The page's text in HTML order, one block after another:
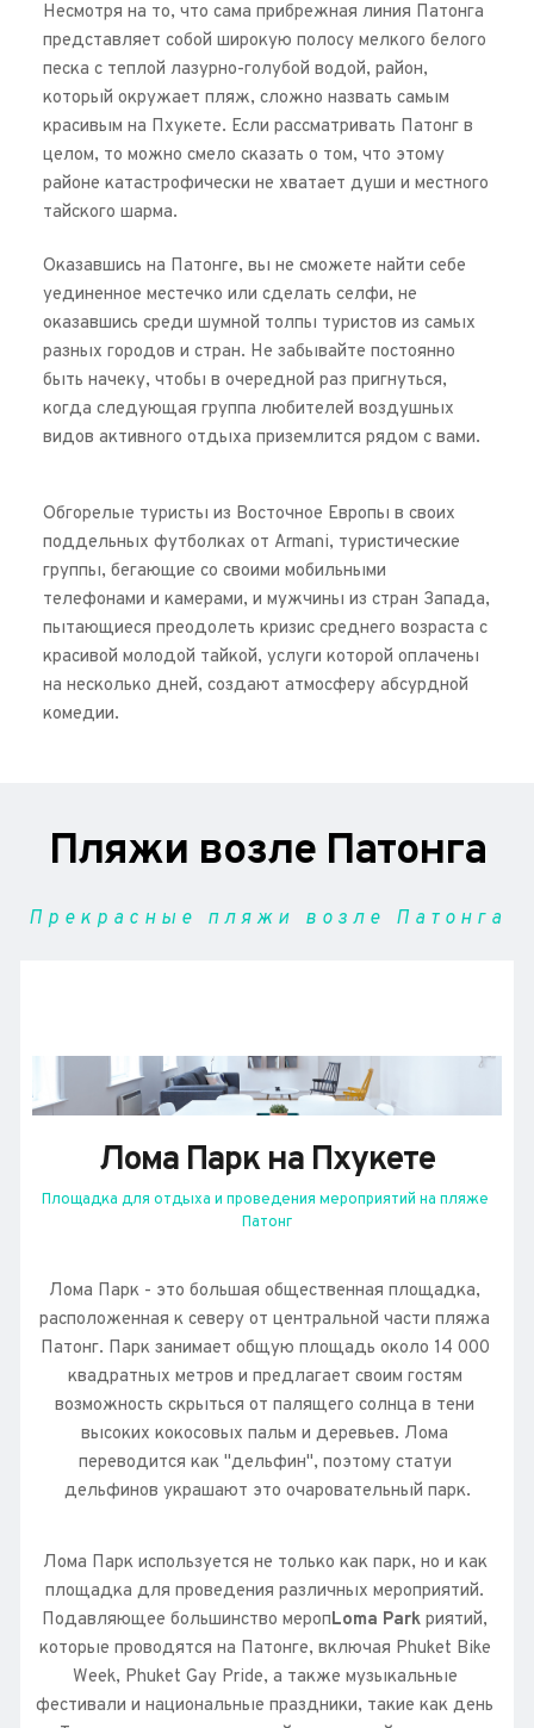
Несмотря на то, что сама прибрежная линия Патонга
представляет собой широкую полосу мелкого белого
песка с теплой лазурно-голубой водой, район,
который окружает пляж, сложно назвать самым
красивым на Пхукете. Если рассматривать Патонг в
целом, то можно смело сказать о том, что этому
районе катастрофически не хватает души и местного
тайского шарма.
Оказавшись на Патонге, вы не сможете найти себе
уединенное местечко или сделать селфи, не
оказавшись среди шумной толпы туристов из самых
разных городов и стран. Не забывайте постоянно
быть начеку, чтобы в очередной раз пригнуться,
когда следующая группа любителей воздушных
видов активного отдыха приземлится рядом с вами.
Обгорелые туристы из Восточное Европы в своих
поддельных футболках от Armani, туристические
группы, бегающие со своими мобильными
телефонами и камерами, и мужчины из стран Запада,
пытающиеся преодолеть кризис среднего возраста с
красивой молодой тайкой, услуги которой оплачены
на несколько дней, создают атмосферу абсурдной
комедии.
Пляжи возле Патонга
Прекрасные пляжи возле Патонга
Лома Парк на Пхукете
Площадка для отдыха и проведения мероприятий на пляже
Патонг
Лома Парк - это большая общественная площадка,
расположенная к северу от центральной части пляжа
Патонг. Парк занимает общую площадь около 14 000
квадратных метров и предлагает своим гостям
возможность скрыться от палящего солнца в тени
высоких кокосовых пальм и деревьев. Лома
переводится как "дельфин", поэтому статуи
дельфинов украшают это очаровательный парк.
Лома Парк используется не только как парк, но и как
площадка для проведения различных мероприятий.
Подавляющее большинство меропLoma Park риятий,
которые проводятся на Патонге, включая Phuket Bike
Week, Phuket Gay Pride, а также музыкальные
фестивали и национальные праздники, такие как день